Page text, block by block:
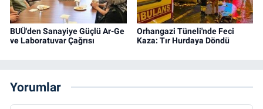
BUÜ'den Sanayiye Güçlü Ar-Ge
ve Laboratuvar Çağrısı
Orhangazi Tüneli'nde Feci
Kaza: Tır Hurdaya Döndü
Yorumlar